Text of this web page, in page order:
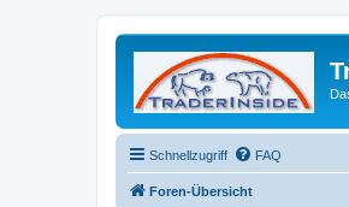
Schnellzugriff FAQ
Foren-Übersicht